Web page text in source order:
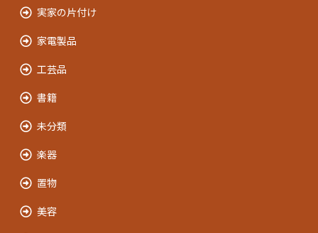
実家の片付け
家電製品
工芸品
書籍
未分類
楽器
置物
美容